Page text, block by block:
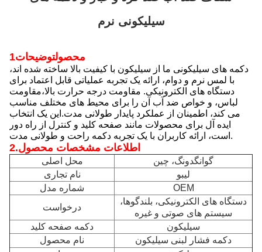
سیلیکونی نرم
1محصولتوضیحات
دکمه های سیلیکونی ما از سیلیکون با کیفیت بالا ساخته شده اند،
با لمس نرم و دوام، ارائه یک تجربه عملیاتی قابل اعتماد برای
دستگاه های الکترونیکی. مقاومت درجه حرارت بالا،مقاومت
لباس، و خواص ضد آب آن را برای محیط های مختلف مناسب
می کند، اطمینان از عملکرد پایدار طولانی مدت.این یک انتخاب
ایده آل برای محصولات مانند صفحه کلید و کنترل از راه دور
است، ارائه کاربران با یک تجربه دکمه راحت و طولانی مدت.
2.اطلاعات مشخصات محصول
محل اصلی
گوانگدونگ، چین
نام تجاری
لیبو
شماره مدل
OEM
درخواست
دستگاه های الکترونیکی، بلندگوها،
سیستم های صوتی و غیره
دکمه صفحه کلید
سیلیکون
نام محصول
دکمه فشار لبنی سیلیکون